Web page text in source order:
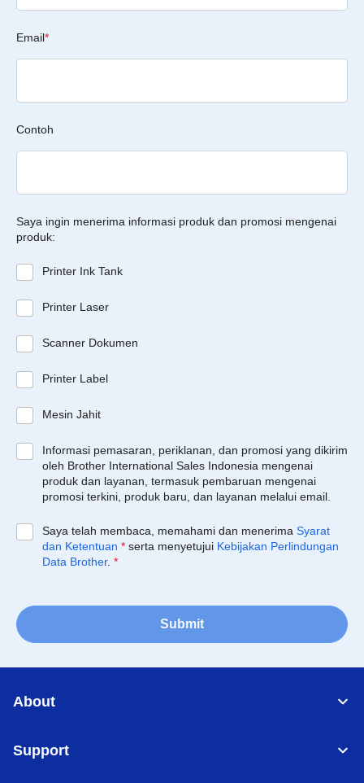
Email*
Contoh
Saya ingin menerima informasi produk dan promosi mengenai
produk:
Printer Ink Tank
Printer Laser
Scanner Dokumen
Printer Label
Mesin Jahit
Informasi pemasaran, periklanan, dan promosi yang dikirim
oleh Brother International Sales Indonesia mengenai
produk dan layanan, termasuk pembaruan mengenai
promosi terkini, produk baru, dan layanan melalui email.
Saya telah membaca, memahami dan menerima Syarat
dan Ketentuan * serta menyetujui Kebijakan Perlindungan
Data Brother. *
Submit
About
Support